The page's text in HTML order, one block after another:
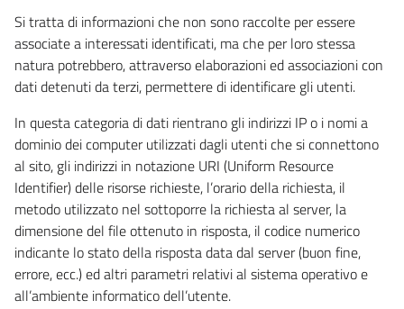
Si tratta di informazioni che non sono raccolte per essere
associate a interessati identificati, ma che per loro stessa
natura potrebbero, attraverso elaborazioni ed associazioni con
dati detenuti da terzi, permettere di identificare gli utenti.
In questa categoria di dati rientrano gli indirizzi IP o i nomi a
dominio dei computer utilizzati dagli utenti che si connettono
al sito, gli indirizzi in notazione URI (Uniform Resource
Identifier) delle risorse richieste, l’orario della richiesta, il
metodo utilizzato nel sottoporre la richiesta al server, la
dimensione del file ottenuto in risposta, il codice numerico
indicante lo stato della risposta data dal server (buon fine,
errore, ecc.) ed altri parametri relativi al sistema operativo e
all’ambiente informatico dell’utente.